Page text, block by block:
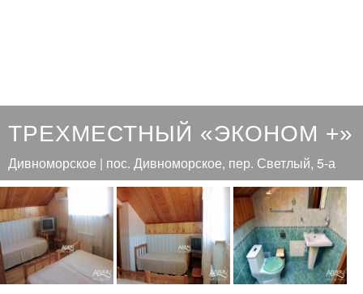
ТРЕХМЕСТНЫЙ «ЭКОНОМ +»
Дивноморское | пос. Дивноморское, пер. Светлый, 5-а